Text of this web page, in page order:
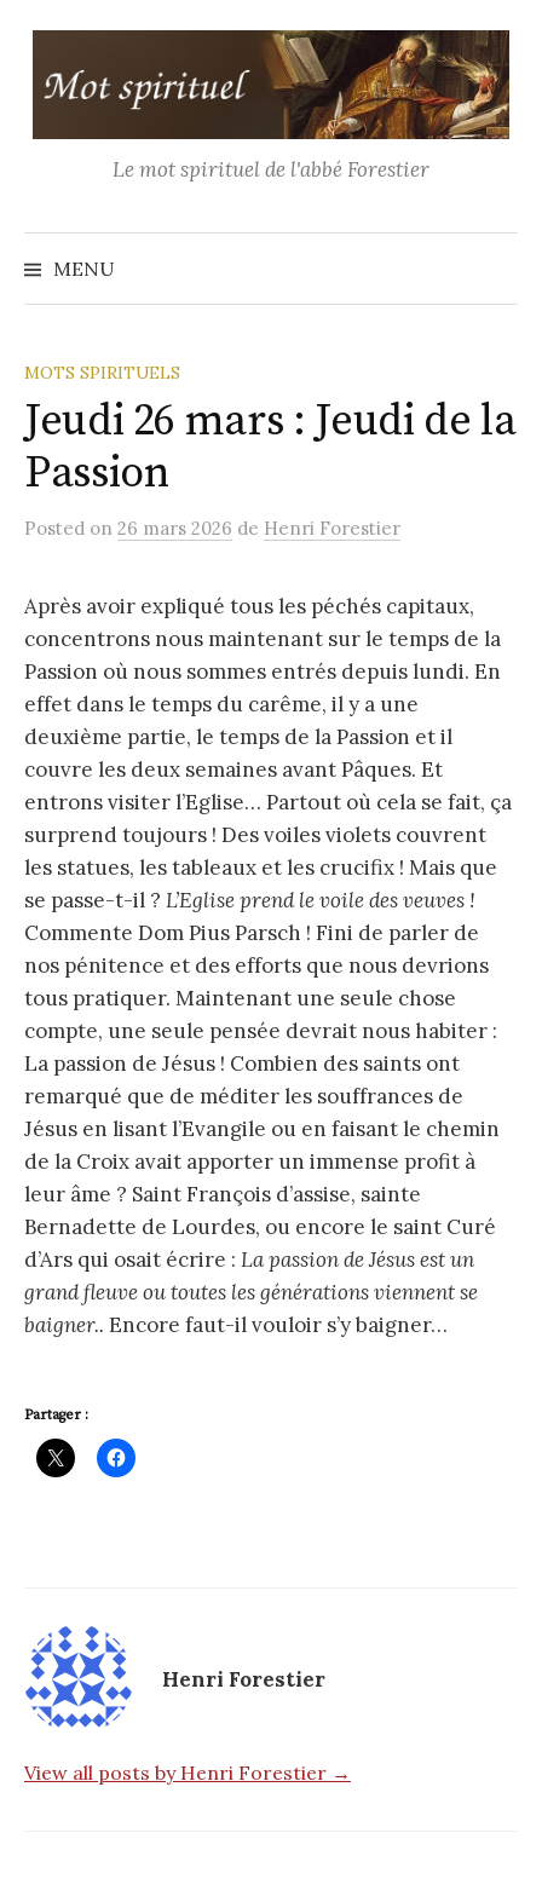
contenu
Le mot spirituel de l'abbé Forestier
MENU
MOTS SPIRITUELS
Jeudi 26 mars : Jeudi de la
Passion
Posted on 26 mars 2026 de Henri Forestier
Après avoir expliqué tous les péchés capitaux,
concentrons nous maintenant sur le temps de la
Passion où nous sommes entrés depuis lundi. En
effet dans le temps du carême, il y a une
deuxième partie, le temps de la Passion et il
couvre les deux semaines avant Pâques. Et
entrons visiter l’Eglise… Partout où cela se fait, ça
surprend toujours ! Des voiles violets couvrent
les statues, les tableaux et les crucifix ! Mais que
se passe-t-il ? L’Eglise prend le voile des veuves !
Commente Dom Pius Parsch ! Fini de parler de
nos pénitence et des efforts que nous devrions
tous pratiquer. Maintenant une seule chose
compte, une seule pensée devrait nous habiter :
La passion de Jésus ! Combien des saints ont
remarqué que de méditer les souffrances de
Jésus en lisant l’Evangile ou en faisant le chemin
de la Croix avait apporter un immense profit à
leur âme ? Saint François d’assise, sainte
Bernadette de Lourdes, ou encore le saint Curé
d’Ars qui osait écrire : La passion de Jésus est un
grand fleuve ou toutes les générations viennent se
baigner.. Encore faut-il vouloir s’y baigner…
Partager :
Henri Forestier
View all posts by Henri Forestier →